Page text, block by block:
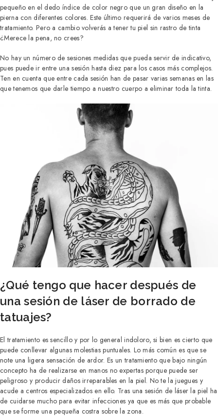
pequeño en el dedo índice de color negro que un gran diseño en la
pierna con diferentes colores. Este último requerirá de varios meses de
tratamiento. Pero a cambio volverás a tener tu piel sin rastro de tinta
¿Merece la pena, no crees?
No hay un número de sesiones medidas que pueda servir de indicativo,
pues puede ir entre una sesión hasta diez para los casos más complejos.
Ten en cuenta que entre cada sesión han de pasar varias semanas en las
que tenemos que darle tiempo a nuestro cuerpo a eliminar toda la tinta.
¿Qué tengo que hacer después de
una sesión de láser de borrado de
tatuajes?
El tratamiento es sencillo y por lo general indoloro, si bien es cierto que
puede conllevar algunas molestias puntuales. Lo más común es que se
note una ligera sensación de ardor. Es un tratamiento que bajo ningún
concepto ha de realizarse en manos no expertas porque puede ser
peligroso y producir daños irreparables en la piel. No te la juegues y
acude a centros especializados en ello. Tras una sesión de láser la piel ha
de cuidarse mucho para evitar infecciones ya que es más que probable
que se forme una pequeña costra sobre la zona.